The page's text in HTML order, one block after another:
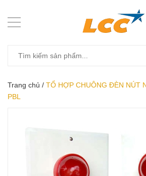
Trang chủ / TỔ HỢP CHUÔNG ĐÈN NÚT
PBL